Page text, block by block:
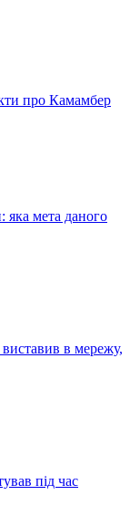
про Камамбер
яка мета даного
в мережу,
під час